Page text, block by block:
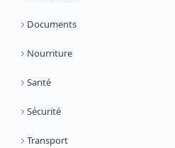
Documents
Nourriture
Santé
Sécurité
Transport